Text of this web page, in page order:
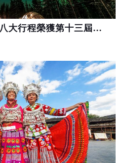
再創榮耀！鳳凰旅遊八大行程榮獲第十三屆國際金旅獎、冰島極光奪品保優旅選肯定